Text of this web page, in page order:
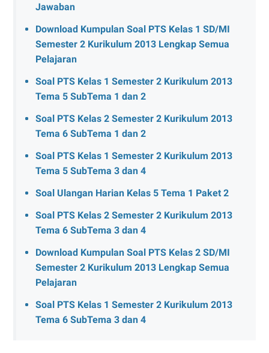
Jawaban
Download Kumpulan Soal PTS Kelas 1 SD/MI
Semester 2 Kurikulum 2013 Lengkap Semua
Pelajaran
Soal PTS Kelas 1 Semester 2 Kurikulum 2013
Tema 5 SubTema 1 dan 2
Soal PTS Kelas 2 Semester 2 Kurikulum 2013
Tema 6 SubTema 1 dan 2
Soal PTS Kelas 1 Semester 2 Kurikulum 2013
Tema 5 SubTema 3 dan 4
Soal Ulangan Harian Kelas 5 Tema 1 Paket 2
Soal PTS Kelas 2 Semester 2 Kurikulum 2013
Tema 6 SubTema 3 dan 4
Download Kumpulan Soal PTS Kelas 2 SD/MI
Semester 2 Kurikulum 2013 Lengkap Semua
Pelajaran
Soal PTS Kelas 1 Semester 2 Kurikulum 2013
Tema 6 SubTema 3 dan 4